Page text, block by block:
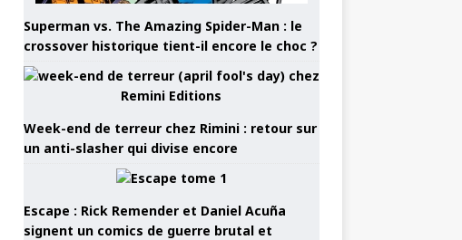
Superman vs. The Amazing Spider-Man : le
crossover historique tient-il encore le choc ?
Week-end de terreur chez Rimini : retour sur
un anti-slasher qui divise encore
Escape : Rick Remender et Daniel Acuña
signent un comics de guerre brutal et